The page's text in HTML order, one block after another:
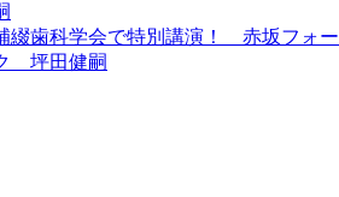
綴歯科学会で特別講演！ 赤坂フォー
坪田健嗣